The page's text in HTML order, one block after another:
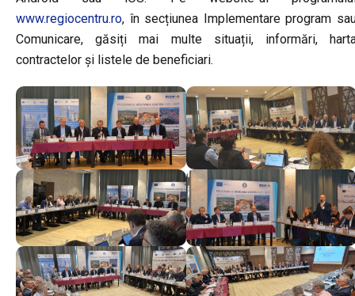
www.regiocentru.ro, în secțiunea Implementare program
Comunicare, găsiți mai multe situații, informări,
contractelor și listele de beneficiari.